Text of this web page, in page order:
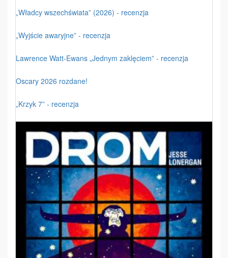
„Władcy wszechświata” (2026) - recenzja
„Wyjście awaryjne” - recenzja
Lawrence Watt-Ewans „Jednym zaklęciem” - recenzja
Oscary 2026 rozdane!
„Krzyk 7” - recenzja